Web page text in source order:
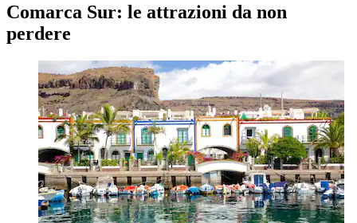
Comarca Sur: le attrazioni da non
perdere